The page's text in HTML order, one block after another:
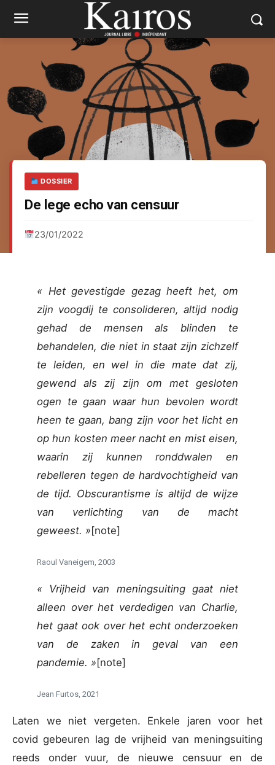
DOSSIER
De lege echo van censuur
23/01/2022
« Het gevestigde gezag heeft het, om
zijn voogdij te consolideren, altijd nodig
gehad de mensen als blinden te
behandelen, die niet in staat zijn zichzelf
te leiden, en wel in die mate dat zij,
gewend als zij zijn om met gesloten
ogen te gaan waar hun bevolen wordt
heen te gaan, bang zijn voor het licht en
op hun kosten meer nacht en mist eisen,
waarin zij kunnen ronddwalen en
rebelleren tegen de hardvochtigheid van
de tijd. Obscurantisme is altijd de wijze
van verlichting van de macht
geweest. »[note]
Raoul Vaneigem, 2003
« Vrijheid van meningsuiting gaat niet
alleen over het verdedigen van Charlie,
het gaat ook over het echt onderzoeken
van de zaken in geval van een
pandemie. »[note]
Jean Furtos, 2021
Laten we niet vergeten. Enkele jaren voor het
covid gebeuren lag de vrijheid van meningsuiting
reeds onder vuur, de nieuwe censuur en de